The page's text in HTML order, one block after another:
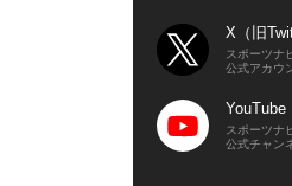
X（旧
スポーツナ
公式アカウ
YouTube
スポーツナ
公式チャン